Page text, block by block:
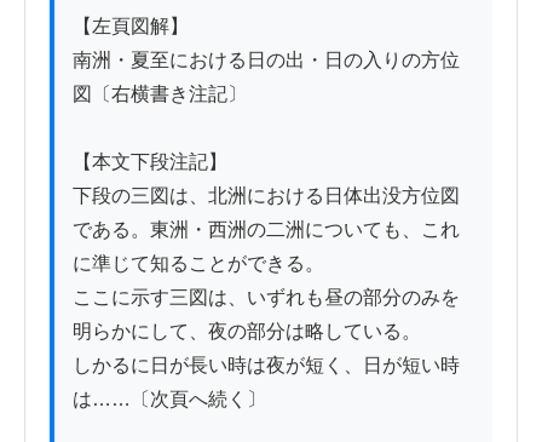
【左頁図解】
南洲・夏至における日の出・日の入りの方位
図〔右横書き注記〕
【本文下段注記】
下段の三図は、北洲における日体出没方位図
である。東洲・西洲の二洲についても、これ
に準じて知ることができる。
ここに示す三図は、いずれも昼の部分のみを
明らかにして、夜の部分は略している。
しかるに日が長い時は夜が短く、日が短い時
は……〔次頁へ続く〕